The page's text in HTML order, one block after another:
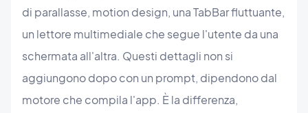
di parallasse, motion design, una TabBar fluttuante,
un lettore multimediale che segue l'utente da una
schermata all'altra. Questi dettagli non si
aggiungono dopo con un prompt, dipendono dal
motore che compila l'app. È la differenza,